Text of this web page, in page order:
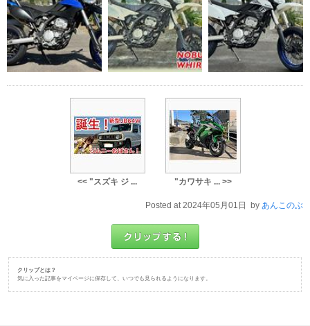
<< "スズキ ジ ... "カワサキ ... >>
Posted at 2024年05月01日 by あんこのぶ
クリップとは？
気に入った記事をマイページに保存して、いつでも見られるようになります。